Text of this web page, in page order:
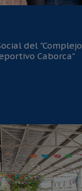
del "Complejo
Caborca"